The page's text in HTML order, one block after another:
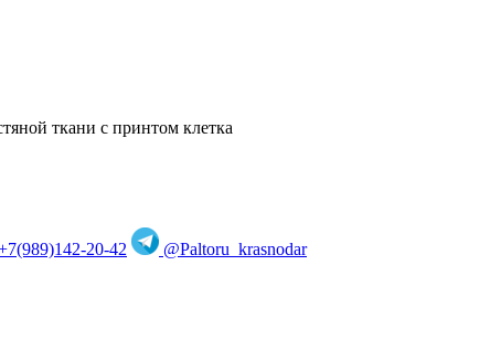
ткани с принтом клетка
20-42
@Paltoru_krasnodar